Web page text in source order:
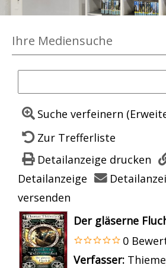
Ihre Mediensuche
Suche verfeinern
Zur Trefferliste
Detailanzeige drucken
Detailanzeige
versenden
wird in neuem Tab
Der gläserne
0
Verfasser: Suche